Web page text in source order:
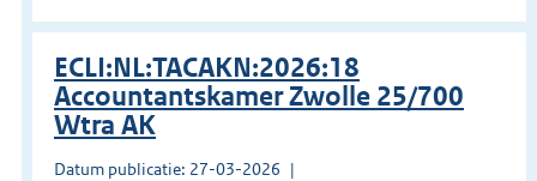
ECLI:NL:TACAKN:2026:18
Accountantskamer Zwolle 25/700
Wtra AK
Datum publicatie: 27-03-2026